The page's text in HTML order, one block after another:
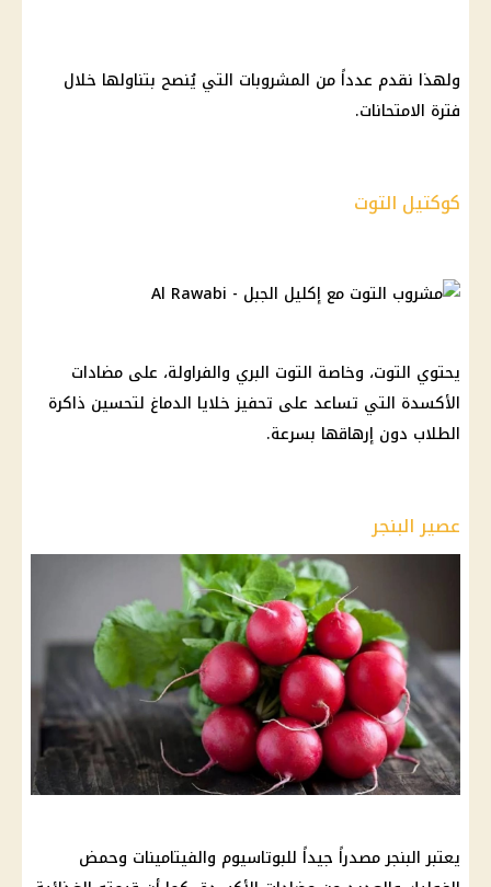
ولهذا نقدم عدداً من المشروبات التي يُنصح بتناولها خلال
فترة الامتحانات.
كوكتيل التوت
يحتوي التوت، وخاصة التوت البري والفراولة، على مضادات
الأكسدة التي تساعد على تحفيز خلايا الدماغ لتحسين ذاكرة
الطلاب دون إرهاقها بسرعة.
عصير البنجر
يعتبر البنجر مصدراً جيداً للبوتاسيوم والفيتامينات وحمض